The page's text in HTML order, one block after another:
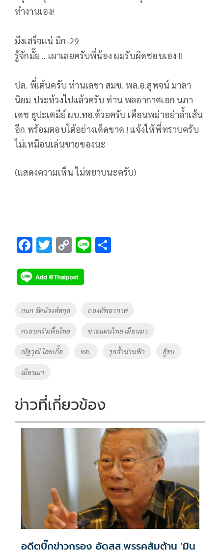
ทำงานเอง!
มึงเสร็จแน่ มิก-29
รู้จักมั๊ย .. เผาเลยครับพี่น้อง ผมรับผิดชอบเอง !!
ปล. พี่เต้นครับ ท่านเลขา สมช. พล.อ.สุพจน์ มาลา
นิยม ประท้วงไปแล้วครับ ท่าน พลอากาศเอก นภา
เดช ธูปะเตมีย์ ผบ.ทอ.ด้วยครับ เตือนพม่าอย่าล้ำเส้น
อีก พร้อมตอบโต้อย่างเด็ดขาด ! แจ้งให้พี่ทราบครับ
ไม่เหมือนเล่นขายของนะ
(แสดงความเห็น ไม่หยาบนะครับ)
F
e
b
o
k
T
tt
er
C
p
y
Li
Tags
กนก รัตน์วงศ์สกุล กองทัพอากาศ
ครอบครัวเพื่อไทย ชายแดนไทย เมียนมา
ณัฐวุฒิ ใสยเกื้อ ทอ. รุกล้ำน่านฟ้า สู้รบ
เมียนมา
ข่าวที่เกี่ยวข้อง
อดีตบิ๊กข่าวกรอง อัดสส.พรรคส้มต้าน 'มิน